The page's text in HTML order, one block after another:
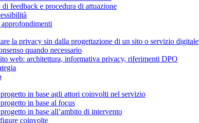
feedback e procedura di attuazione
la privacy sin dalla progettazione di un sito o servizio digitale
quando necessario
web: architettura, informativa privacy, riferimenti DPO
in base agli attori coinvolti nel servizio
in base al focus
in base all’ambito di intervento
coinvolte